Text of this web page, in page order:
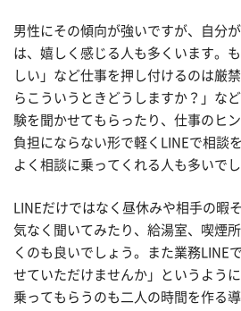
男性にその傾向が強いですが、自分
は、嬉しく感じる人も多くいます。
しい」など仕事を押し付けるのは厳
らこういうときどうしますか？」な
験を聞かせてもらったり、仕事のヒ
負担にならない形で軽くLINEで相談
よく相談に乗ってくれる人も多いでし
LINEだけではなく昼休みや相手の暇
気なく聞いてみたり、給湯室、喫煙
くのも良いでしょう。また業務LINE
せていただけませんか」というよう
乗ってもらうのも二人の時間を作る